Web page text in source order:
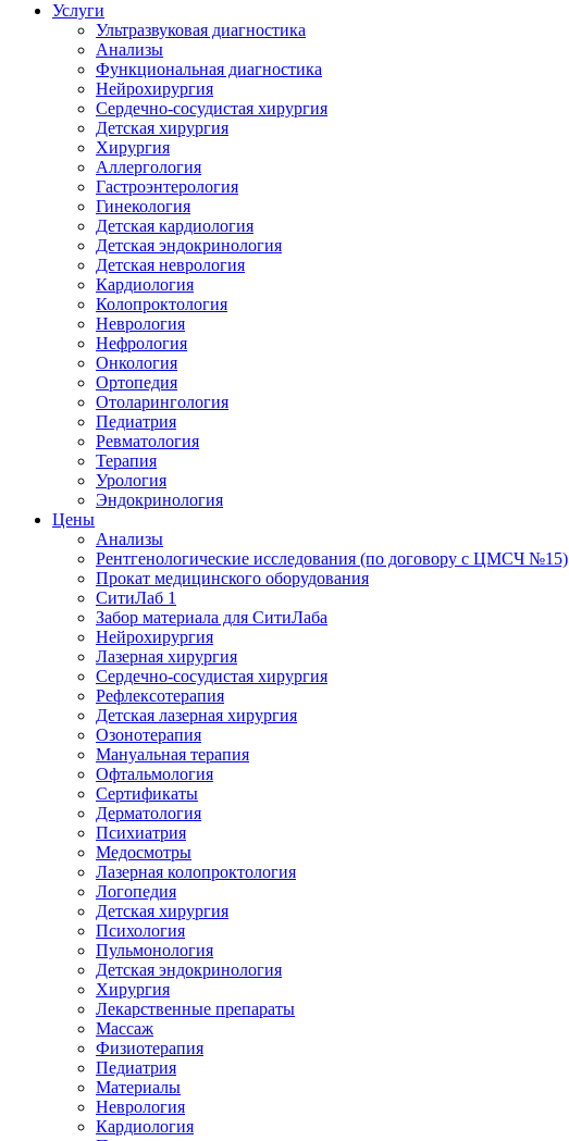
Услуги
Ультразвуковая диагностика
Анализы
Функциональная диагностика
Нейрохирургия
Сердечно-сосудистая хирургия
Детская хирургия
Хирургия
Аллергология
Гастроэнтерология
Гинекология
Детская кардиология
Детская эндокринология
Детская неврология
Кардиология
Колопроктология
Неврология
Нефрология
Онкология
Ортопедия
Отоларингология
Педиатрия
Ревматология
Терапия
Урология
Эндокринология
Цены
Анализы
Рентгенологические исследования (по договору с ЦМСЧ №15)
Прокат медицинского оборудования
СитиЛаб 1
Забор материала для СитиЛаба
Нейрохирургия
Лазерная хирургия
Сердечно-сосудистая хирургия
Рефлексотерапия
Детская лазерная хирургия
Озонотерапия
Мануальная терапия
Офтальмология
Сертификаты
Дерматология
Психиатрия
Медосмотры
Лазерная колопроктология
Логопедия
Детская хирургия
Психология
Пульмонология
Детская эндокринология
Хирургия
Лекарственные препараты
Массаж
Физиотерапия
Педиатрия
Материалы
Неврология
Кардиология